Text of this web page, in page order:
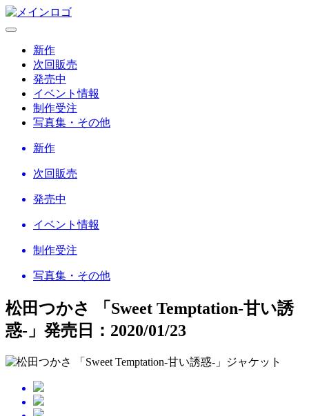
新作
次回販売
発売中
イベント情報
制作受注
写真集・その他
新作
次回販売
発売中
イベント情報
制作受注
写真集・その他
松田つかさ 「Sweet Temptation-甘い誘
惑-」 発売日：2020/01/23